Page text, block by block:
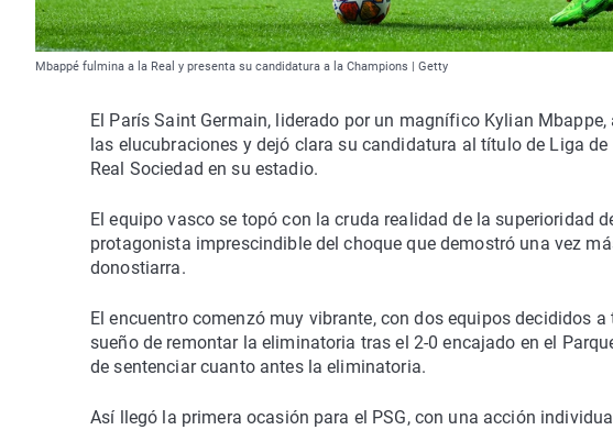
Mbappé fulmina a la Real y presenta su candidatura a la Champions | Getty
El París Saint Germain, liderado por un magnífico Kylian
las elucubraciones y dejó clara su candidatura al título de Liga
Real Sociedad en su estadio.
El equipo vasco se topó con la cruda realidad de la superioridad
protagonista imprescindible del choque que demostró una vez
donostiarra.
El encuentro comenzó muy vibrante, con dos equipos decididos
sueño de remontar la eliminatoria tras el 2-0 encajado en el
de sentenciar cuanto antes la eliminatoria.
Así llegó la primera ocasión para el PSG, con una acción